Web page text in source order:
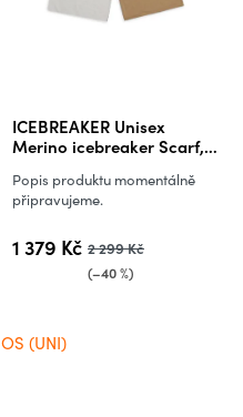
ICEBREAKER Unisex
Merino icebreaker Scarf,
(vzorek)
1 379 Kč 2 299 Kč
(–40 %)
Popis produktu momentálně
připravujeme.
OS (UNI)